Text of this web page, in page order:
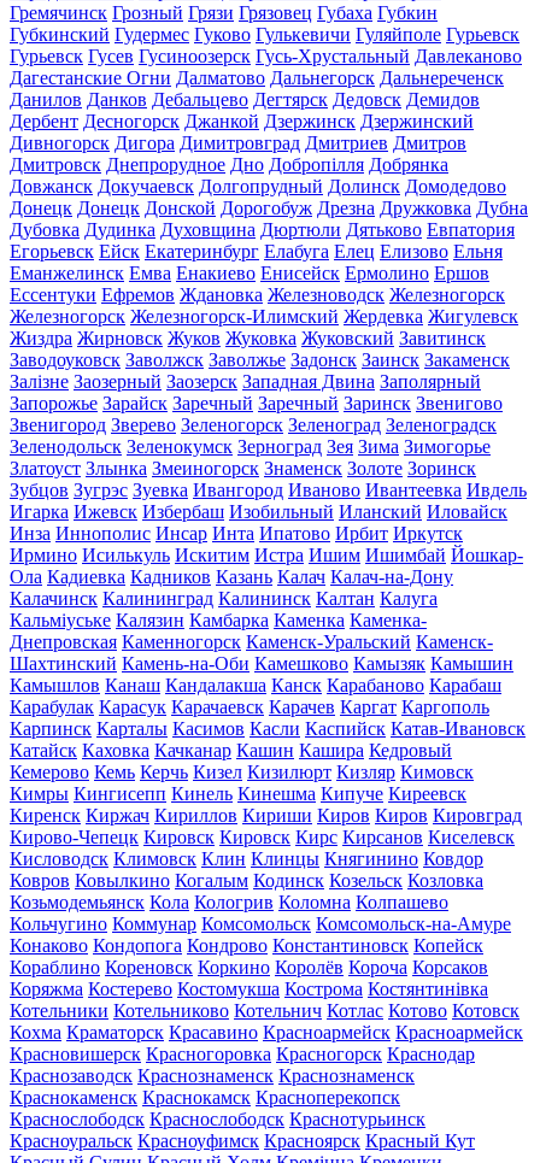
Гремячинск Грозный Грязи Грязовец Губаха Губкин
Губкинский Гудермес Гуково Гулькевичи Гуляйполе Гурьевск
Гурьевск Гусев Гусиноозерск Гусь-Хрустальный Давлеканово
Дагестанские Огни Далматово Дальнегорск Дальнереченск
Данилов Данков Дебальцево Дегтярск Дедовск Демидов
Дербент Десногорск Джанкой Дзержинск Дзержинский
Дивногорск Дигора Димитровград Дмитриев Дмитров
Дмитровск Днепрорудное Дно Добропілля Добрянка
Довжанск Докучаевск Долгопрудный Долинск Домодедово
Донецк Донецк Донской Дорогобуж Дрезна Дружковка Дубна
Дубовка Дудинка Духовщина Дюртюли Дятьково Евпатория
Егорьевск Ейск Екатеринбург Елабуга Елец Елизово Ельня
Еманжелинск Емва Енакиево Енисейск Ермолино Ершов
Ессентуки Ефремов Ждановка Железноводск Железногорск
Железногорск Железногорск-Илимский Жердевка Жигулевск
Жиздра Жирновск Жуков Жуковка Жуковский Завитинск
Заводоуковск Заволжск Заволжье Задонск Заинск Закаменск
Залізне Заозерный Заозерск Западная Двина Заполярный
Запорожье Зарайск Заречный Заречный Заринск Звенигово
Звенигород Зверево Зеленогорск Зеленоград Зеленоградск
Зеленодольск Зеленокумск Зерноград Зея Зима Зимогорье
Златоуст Злынка Змеиногорск Знаменск Золоте Зоринск
Зубцов Зугрэс Зуевка Ивангород Иваново Ивантеевка Ивдель
Игарка Ижевск Избербаш Изобильный Иланский Иловайск
Инза Иннополис Инсар Инта Ипатово Ирбит Иркутск
Ирмино Исилькуль Искитим Истра Ишим Ишимбай Йошкар-
Ола Кадиевка Кадников Казань Калач Калач-на-Дону
Калачинск Калининград Калининск Калтан Калуга
Кальміуське Калязин Камбарка Каменка Каменка-
Днепровская Каменногорск Каменск-Уральский Каменск-
Шахтинский Камень-на-Оби Камешково Камызяк Камышин
Камышлов Канаш Кандалакша Канск Карабаново Карабаш
Карабулак Карасук Карачаевск Карачев Каргат Каргополь
Карпинск Карталы Касимов Касли Каспийск Катав-Ивановск
Катайск Каховка Качканар Кашин Кашира Кедровый
Кемерово Кемь Керчь Кизел Кизилюрт Кизляр Кимовск
Кимры Кингисепп Кинель Кинешма Кипуче Киреевск
Киренск Киржач Кириллов Кириши Киров Киров Кировград
Кирово-Чепецк Кировск Кировск Кирс Кирсанов Киселевск
Кисловодск Климовск Клин Клинцы Княгинино Ковдор
Ковров Ковылкино Когалым Кодинск Козельск Козловка
Козьмодемьянск Кола Кологрив Коломна Колпашево
Кольчугино Коммунар Комсомольск Комсомольск-на-Амуре
Конаково Кондопога Кондрово Константиновск Копейск
Кораблино Кореновск Коркино Королёв Короча Корсаков
Коряжма Костерево Костомукша Кострома Костянтинівка
Котельники Котельниково Котельнич Котлас Котово Котовск
Кохма Краматорск Красавино Красноармейск Красноармейск
Красновишерск Красногоровка Красногорск Краснодар
Краснозаводск Краснознаменск Краснознаменск
Краснокаменск Краснокамск Красноперекопск
Краснослободск Краснослободск Краснотурьинск
Красноуральск Красноуфимск Красноярск Красный Кут